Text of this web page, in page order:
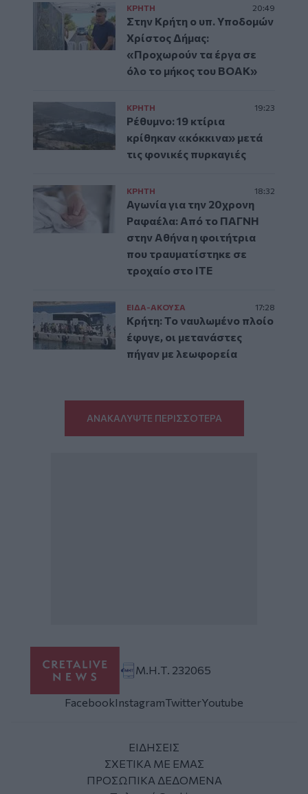
ΚΡΗΤΗ 20:49
Στην Κρήτη ο υπ. Υποδομών
Χρίστος Δήμας:
«Προχωρούν τα έργα σε
όλο το μήκος του ΒΟΑΚ»
ΚΡΗΤΗ 19:23
Ρέθυμνο: 19 κτίρια
κρίθηκαν «κόκκινα» μετά
τις φονικές πυρκαγιές
ΚΡΗΤΗ 18:32
Αγωνία για την 20χρονη
Ραφαέλα: Από το ΠΑΓΝΗ
στην Αθήνα η φοιτήτρια
που τραυματίστηκε σε
τροχαίο στο ΙΤΕ
ΕΙΔΑ-ΑΚΟΥΣΑ 17:28
Κρήτη: Το ναυλωμένο πλοίο
έφυγε, οι μετανάστες
πήγαν με λεωφορεία
ΑΝΑΚΑΛΥΨΤΕ ΠΕΡΙΣΣΟΤΕΡΑ
Μ.Η.Τ. 232065
FacebookInstagramTwitterYoutube
ΕΙΔΗΣΕΙΣ
ΣΧΕΤΙΚΑ ΜΕ ΕΜΑΣ
ΠΡΟΣΩΠΙΚΑ ΔΕΔΟΜΕΝΑ